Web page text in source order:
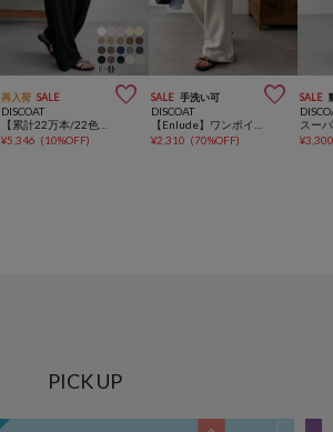
再入荷 SALE 
DISCOAT
¥5,346 (10%OFF)
SALE 手洗い可 
DISCOAT
¥2,310 (70%OFF)
SALE
¥
PICK UP